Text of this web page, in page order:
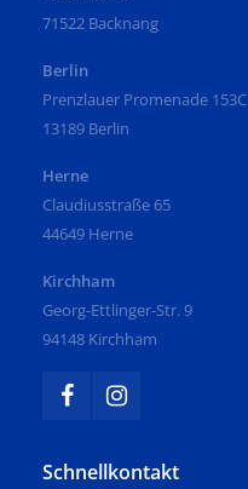
71522 Backnang
Berlin
Prenzlauer Promenade 153C
13189 Berlin
Herne
Claudiusstraße 65
44649 Herne
Kirchham
Georg-Ettlinger-Str. 9
94148 Kirchham
Schnellkontakt